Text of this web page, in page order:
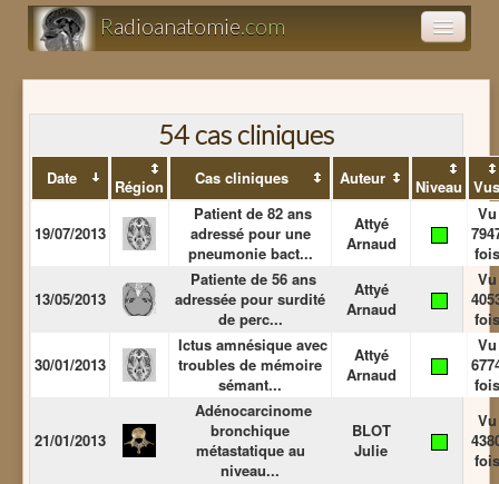
Radioanatomie.com
Atlas d'anatomie
Présentations
Clairance
54 cas cliniques
Date Région Cas cliniques Auteur Niveau Vus
19/07/2013
Patient de 82 ans
adressé pour une
pneumonie bact...
Attyé
Arnaud
Vu
fois
13/05/2013
Patiente de 56 ans
adressée pour surdité
de perc...
Attyé
Arnaud
Vu
fois
30/01/2013
Ictus amnésique avec
troubles de mémoire
sémant...
Attyé
Arnaud
Vu
fois
21/01/2013
Adénocarcinome
bronchique
métastatique au
niveau...
BLOT
Julie
Vu
fois